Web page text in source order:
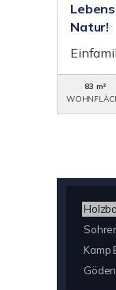
Natur!
83 m²
Kamp